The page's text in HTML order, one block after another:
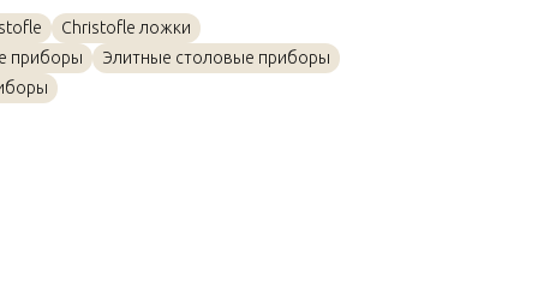
14см
Christofle ложки
приборы
Элитные столовые приборы